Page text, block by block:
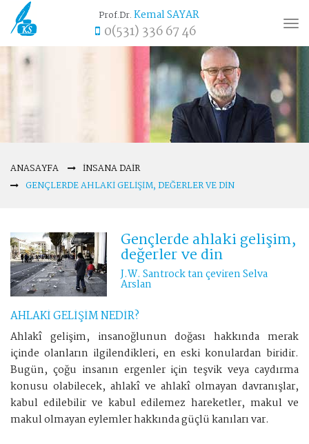
Prof.Dr.Kemal SAYAR
0(531) 336 67 46
ANASAYFA
İNSANA DAIR
GENÇLERDE AHLAKI GELIŞIM, DEĞERLER VE DIN
Gençlerde ahlaki gelişim,
değerler ve din
J.W. Santrock tan çeviren Selva
Arslan
AHLAKİ GELİŞİM NEDİR?
Ahlakî gelişim, insanoğlunun doğası hakkında merak
içinde olanların ilgilendikleri, en eski konulardan biridir.
Bugün, çoğu insanın ergenler için teşvik veya caydırma
konusu olabilecek, ahlakî ve ahlakî olmayan davranışlar,
kabul edilebilir ve kabul edilemez hareketler, makul ve
makul olmayan eylemler hakkında güçlü kanıları var.